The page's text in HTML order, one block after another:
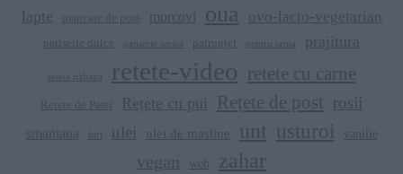
lapte mancare de post morcovi oua ovo-lacto-vegetarian
patiserie dulce patrunjel prajitura
retete-video retete cu carne
Retete de Pasti Rețete cu pui Rețete de post rosii
smantana tort ulei ulei de masline unt usturoi vanilie
vegan web zahar